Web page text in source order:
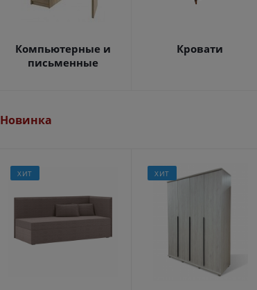
Компьютерные и
письменные
Кровати
Новинка
ХИТ ХИТ